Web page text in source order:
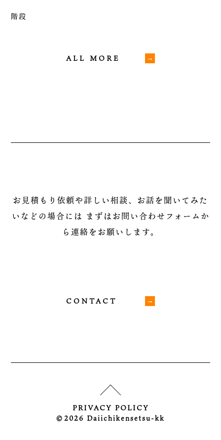
階段
ALL MORE
お見積もり依頼や詳しい相談、お話を聞いてみた
いなどの場合には まずはお問い合わせフォームか
ら連絡をお願いします。
CONTACT
©︎2026 Daiichikensetsu-kk
PRIVACY POLICY